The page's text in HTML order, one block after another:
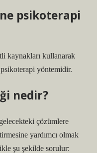
psikoterapi
kaynakları kullanarak
yöntemidir.
nedir?
çözümlere
yardımcı olmak
şu şekilde sorulur: